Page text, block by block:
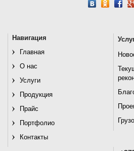
Навигация
Главная
О нас
Услуги
Продукция
Прайс
Портфолио
Контакты